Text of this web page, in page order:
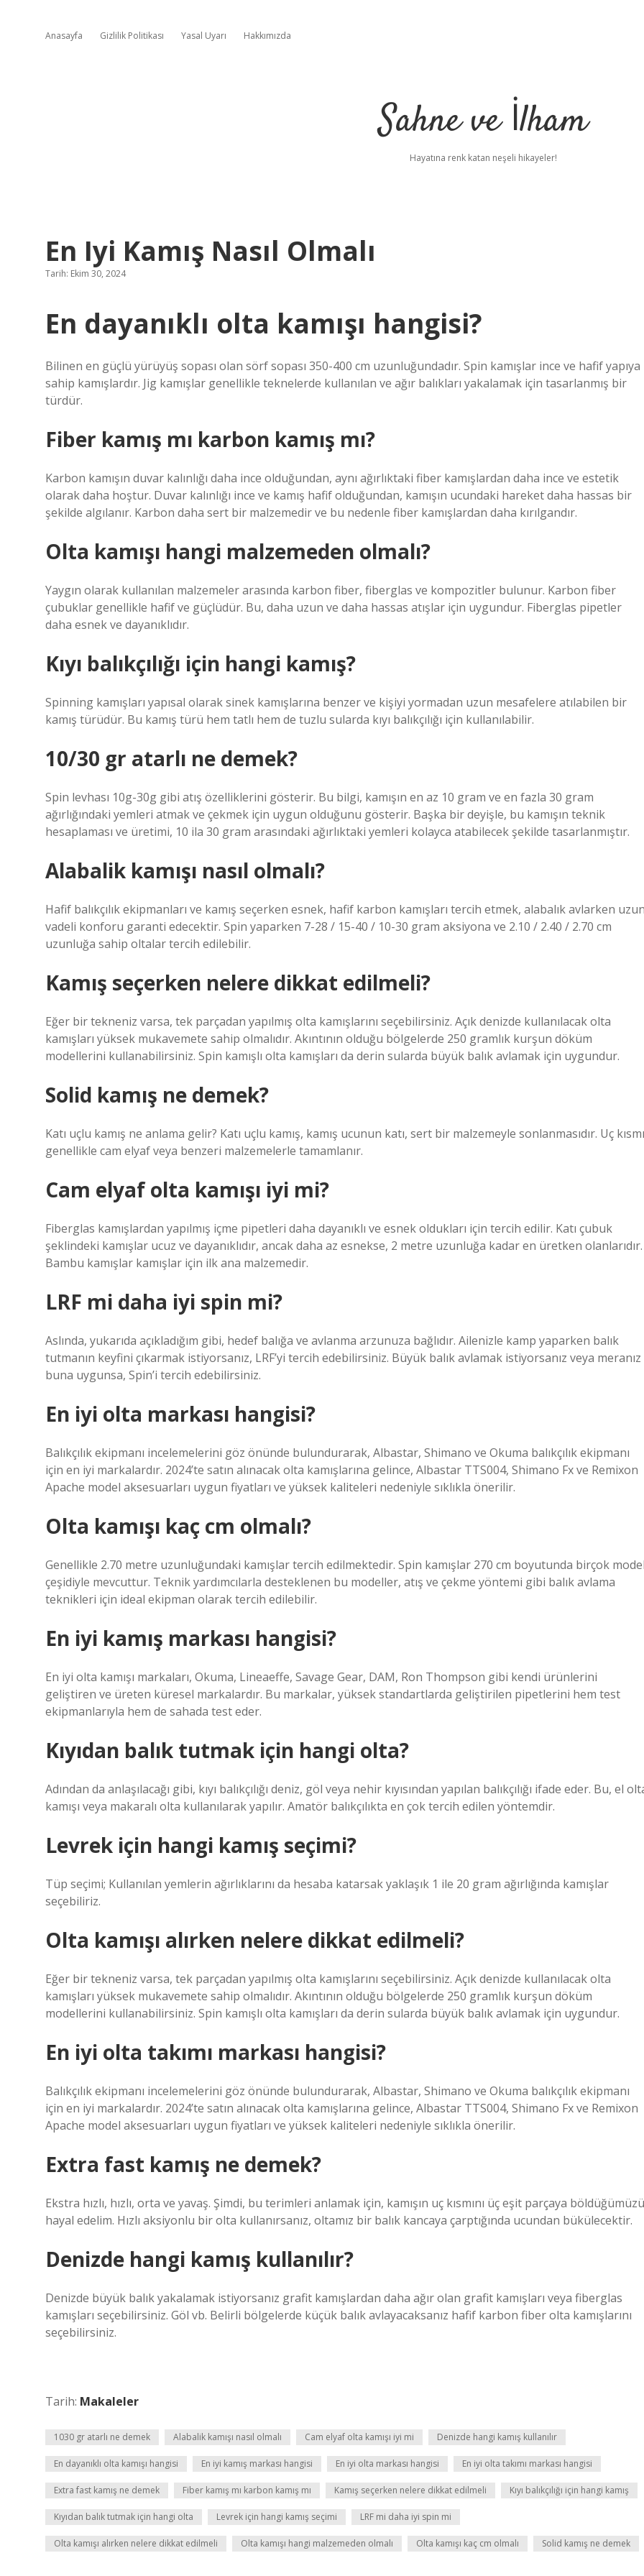
Anasayfa Gizlilik Politikası Yasal Uyarı Hakkımızda
Sahne ve İlham
Hayatına renk katan neşeli hikayeler!
En Iyi Kamış Nasıl Olmalı
Tarih: Ekim 30, 2024
En dayanıklı olta kamışı hangisi?
Bilinen en güçlü yürüyüş sopası olan sörf sopası 350-400 cm uzunluğundadır. Spin kamışlar ince ve hafif yapıya
sahip kamışlardır. Jig kamışlar genellikle teknelerde kullanılan ve ağır balıkları yakalamak için tasarlanmış bir
türdür.
Fiber kamış mı karbon kamış mı?
Karbon kamışın duvar kalınlığı daha ince olduğundan, aynı ağırlıktaki fiber kamışlardan daha ince ve estetik
olarak daha hoştur. Duvar kalınlığı ince ve kamış hafif olduğundan, kamışın ucundaki hareket daha hassas bir
şekilde algılanır. Karbon daha sert bir malzemedir ve bu nedenle fiber kamışlardan daha kırılgandır.
Olta kamışı hangi malzemeden olmalı?
Yaygın olarak kullanılan malzemeler arasında karbon fiber, fiberglas ve kompozitler bulunur. Karbon fiber
çubuklar genellikle hafif ve güçlüdür. Bu, daha uzun ve daha hassas atışlar için uygundur. Fiberglas pipetler
daha esnek ve dayanıklıdır.
Kıyı balıkçılığı için hangi kamış?
Spinning kamışları yapısal olarak sinek kamışlarına benzer ve kişiyi yormadan uzun mesafelere atılabilen bir
kamış türüdür. Bu kamış türü hem tatlı hem de tuzlu sularda kıyı balıkçılığı için kullanılabilir.
10/30 gr atarlı ne demek?
Spin levhası 10g-30g gibi atış özelliklerini gösterir. Bu bilgi, kamışın en az 10 gram ve en fazla 30 gram
ağırlığındaki yemleri atmak ve çekmek için uygun olduğunu gösterir. Başka bir deyişle, bu kamışın teknik
hesaplaması ve üretimi, 10 ila 30 gram arasındaki ağırlıktaki yemleri kolayca atabilecek şekilde tasarlanmıştır.
Alabalik kamışı nasıl olmalı?
Hafif balıkçılık ekipmanları ve kamış seçerken esnek, hafif karbon kamışları tercih etmek, alabalık avlarken
vadeli konforu garanti edecektir. Spin yaparken 7-28 / 15-40 / 10-30 gram aksiyona ve 2.10 / 2.40 / 2.70 cm
uzunluğa sahip oltalar tercih edilebilir.
Kamış seçerken nelere dikkat edilmeli?
Eğer bir tekneniz varsa, tek parçadan yapılmış olta kamışlarını seçebilirsiniz. Açık denizde kullanılacak olta
kamışları yüksek mukavemete sahip olmalıdır. Akıntının olduğu bölgelerde 250 gramlık kurşun döküm
modellerini kullanabilirsiniz. Spin kamışlı olta kamışları da derin sularda büyük balık avlamak için uygundur.
Solid kamış ne demek?
Katı uçlu kamış ne anlama gelir? Katı uçlu kamış, kamış ucunun katı, sert bir malzemeyle sonlanmasıdır. Uç kısmı
genellikle cam elyaf veya benzeri malzemelerle tamamlanır.
Cam elyaf olta kamışı iyi mi?
Fiberglas kamışlardan yapılmış içme pipetleri daha dayanıklı ve esnek oldukları için tercih edilir. Katı çubuk
şeklindeki kamışlar ucuz ve dayanıklıdır, ancak daha az esnekse, 2 metre uzunluğa kadar en üretken olanlarıdır.
Bambu kamışlar kamışlar için ilk ana malzemedir.
LRF mi daha iyi spin mi?
Aslında, yukarıda açıkladığım gibi, hedef balığa ve avlanma arzunuza bağlıdır. Ailenizle kamp yaparken balık
tutmanın keyfini çıkarmak istiyorsanız, LRF’yi tercih edebilirsiniz. Büyük balık avlamak istiyorsanız veya meranız
buna uygunsa, Spin’i tercih edebilirsiniz.
En iyi olta markası hangisi?
Balıkçılık ekipmanı incelemelerini göz önünde bulundurarak, Albastar, Shimano ve Okuma balıkçılık ekipmanı
için en iyi markalardır. 2024’te satın alınacak olta kamışlarına gelince, Albastar TTS004, Shimano Fx ve Remixon
Apache model aksesuarları uygun fiyatları ve yüksek kaliteleri nedeniyle sıklıkla önerilir.
Olta kamışı kaç cm olmalı?
Genellikle 2.70 metre uzunluğundaki kamışlar tercih edilmektedir. Spin kamışlar 270 cm boyutunda birçok
çeşidiyle mevcuttur. Teknik yardımcılarla desteklenen bu modeller, atış ve çekme yöntemi gibi balık avlama
teknikleri için ideal ekipman olarak tercih edilebilir.
En iyi kamış markası hangisi?
En iyi olta kamışı markaları, Okuma, Lineaeffe, Savage Gear, DAM, Ron Thompson gibi kendi ürünlerini
geliştiren ve üreten küresel markalardır. Bu markalar, yüksek standartlarda geliştirilen pipetlerini hem test
ekipmanlarıyla hem de sahada test eder.
Kıyıdan balık tutmak için hangi olta?
Adından da anlaşılacağı gibi, kıyı balıkçılığı deniz, göl veya nehir kıyısından yapılan balıkçılığı ifade eder. Bu, el
kamışı veya makaralı olta kullanılarak yapılır. Amatör balıkçılıkta en çok tercih edilen yöntemdir.
Levrek için hangi kamış seçimi?
Tüp seçimi; Kullanılan yemlerin ağırlıklarını da hesaba katarsak yaklaşık 1 ile 20 gram ağırlığında kamışlar
seçebiliriz.
Olta kamışı alırken nelere dikkat edilmeli?
Eğer bir tekneniz varsa, tek parçadan yapılmış olta kamışlarını seçebilirsiniz. Açık denizde kullanılacak olta
kamışları yüksek mukavemete sahip olmalıdır. Akıntının olduğu bölgelerde 250 gramlık kurşun döküm
modellerini kullanabilirsiniz. Spin kamışlı olta kamışları da derin sularda büyük balık avlamak için uygundur.
En iyi olta takımı markası hangisi?
Balıkçılık ekipmanı incelemelerini göz önünde bulundurarak, Albastar, Shimano ve Okuma balıkçılık ekipmanı
için en iyi markalardır. 2024’te satın alınacak olta kamışlarına gelince, Albastar TTS004, Shimano Fx ve Remixon
Apache model aksesuarları uygun fiyatları ve yüksek kaliteleri nedeniyle sıklıkla önerilir.
Extra fast kamış ne demek?
Ekstra hızlı, hızlı, orta ve yavaş. Şimdi, bu terimleri anlamak için, kamışın uç kısmını üç eşit parçaya böldüğümüzü
hayal edelim. Hızlı aksiyonlu bir olta kullanırsanız, oltamız bir balık kancaya çarptığında ucundan bükülecektir.
Denizde hangi kamış kullanılır?
Denizde büyük balık yakalamak istiyorsanız grafit kamışlardan daha ağır olan grafit kamışları veya fiberglas
kamışları seçebilirsiniz. Göl vb. Belirli bölgelerde küçük balık avlayacaksanız hafif karbon fiber olta kamışlarını
seçebilirsiniz.
Tarih: Makaleler
1030 gr atarlı ne demek Alabalik kamışı nasıl olmalı Cam elyaf olta kamışı iyi mi Denizde hangi kamış kullanılır
En dayanıklı olta kamışı hangisi En iyi kamış markası hangisi En iyi olta markası hangisi En iyi olta takımı markası hangisi
Extra fast kamış ne demek Fiber kamış mı karbon kamış mı Kamış seçerken nelere dikkat edilmeli Kıyı balıkçılığı için hangi kamış
Kıyıdan balık tutmak için hangi olta Levrek için hangi kamış seçimi LRF mi daha iyi spin mi
Olta kamışı alırken nelere dikkat edilmeli Olta kamışı hangi malzemeden olmalı Olta kamışı kaç cm olmalı Solid kamış ne demek